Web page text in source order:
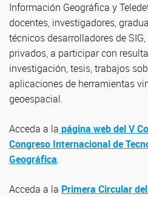
Información Geográfica y
docentes, investigadores,
técnicos desarrolladores de
privados, a participar con
investigación, tesis, trabajos
aplicaciones de herramientas
geoespacial.
Acceda a la página web del V
Congreso Internacional de
Geográfica.
Acceda a la Primera Circular